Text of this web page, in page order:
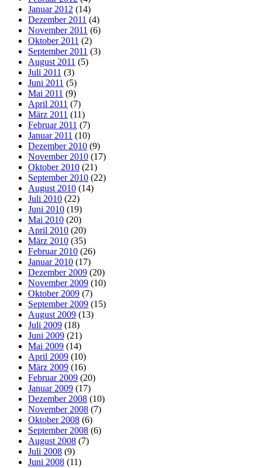
Januar 2012 (14)
Dezember 2011 (4)
November 2011 (6)
Oktober 2011 (2)
September 2011 (3)
August 2011 (5)
Juli 2011 (3)
Juni 2011 (5)
Mai 2011 (9)
April 2011 (7)
März 2011 (11)
Februar 2011 (7)
Januar 2011 (10)
Dezember 2010 (9)
November 2010 (17)
Oktober 2010 (21)
September 2010 (22)
August 2010 (14)
Juli 2010 (22)
Juni 2010 (19)
Mai 2010 (20)
April 2010 (20)
März 2010 (35)
Februar 2010 (26)
Januar 2010 (17)
Dezember 2009 (20)
November 2009 (10)
Oktober 2009 (7)
September 2009 (15)
August 2009 (13)
Juli 2009 (18)
Juni 2009 (21)
Mai 2009 (14)
April 2009 (10)
März 2009 (16)
Februar 2009 (20)
Januar 2009 (17)
Dezember 2008 (10)
November 2008 (7)
Oktober 2008 (6)
September 2008 (6)
August 2008 (7)
Juli 2008 (9)
Juni 2008 (11)